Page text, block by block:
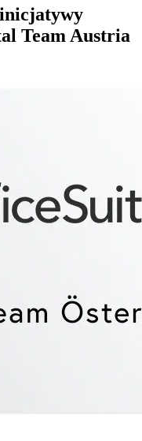
inicjatywy
Team Austria